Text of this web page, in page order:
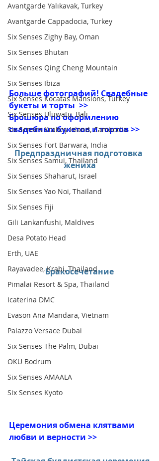
Avantgarde Yalıkavak, Turkey
Avantgarde Cappadocia, Turkey
Six Senses Zighy Bay, Oman
Six Senses Bhutan
Six Senses Qing Cheng Mountain
Six Senses Ibiza
Six Senses Kocatas Mansions, Turkey
Six Senses Uluwatu, Bali
Six Senses Krabey Island, Cambodia
Six Senses Fort Barwara, India
Six Senses Samui, Thailand
Six Senses Shaharut, Israel
Six Senses Yao Noi, Thailand
Six Senses Fiji
Gili Lankanfushi, Maldives
Desa Potato Head
Erth, UAE
Rayavadee, Krabi, Thailand
Pimalai Resort & Spa, Thailand
Icaterina DMC
Evason Ana Mandara, Vietnam
Palazzo Versace Dubai
Six Senses The Palm, Dubai
OKU Bodrum
Six Senses AMAALA
Six Senses Kyoto
Больше фотографий! Свадебные
букеты и торты  >>
Брошюра по оформлению
свадебных букетов и тортов >>
Предпраздничная подготовка
жениха
Бракосечетание
Церемония обмена клятвами
любви и верности >>